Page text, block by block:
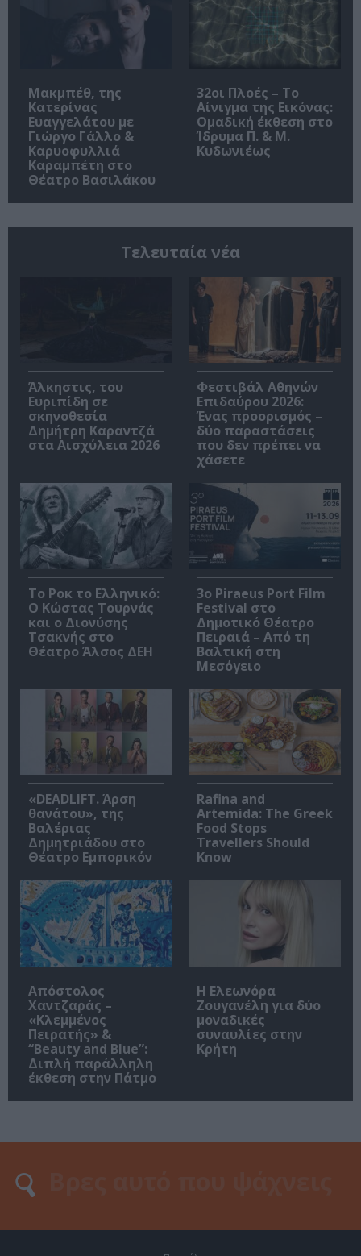
Μακμπέθ, της
Κατερίνας
Ευαγγελάτου με
Γιώργο Γάλλο &
Καρυοφυλλιά
Καραμπέτη στο
Θέατρο Βασιλάκου
32οι Πλοές – Το
Αίνιγμα της Εικόνας:
Ομαδική έκθεση στο
Ίδρυμα Π. & Μ.
Κυδωνιέως
Τελευταία νέα
Άλκηστις, του
Ευριπίδη σε
σκηνοθεσία
Δημήτρη Καραντζά
στα Αισχύλεια 2026
Φεστιβάλ Αθηνών
Επιδαύρου 2026:
Ένας προορισμός –
δύο παραστάσεις
που δεν πρέπει να
χάσετε
Το Ροκ το Ελληνικό:
Ο Κώστας Τουρνάς
και ο Διονύσης
Τσακνής στο
Θέατρο Άλσος ΔΕΗ
3o Piraeus Port Film
Festival στο
Δημοτικό Θέατρο
Πειραιά – Από τη
Βαλτική στη
Μεσόγειο
«DEADLIFT. Άρση
θανάτου», της
Βαλέριας
Δημητριάδου στο
Θέατρο Εμπορικόν
Rafina and
Artemida: The Greek
Food Stops
Travellers Should
Know
Απόστολος
Χαντζαράς –
«Κλεμμένος
Πειρατής» &
“Beauty and Blue”:
Διπλή παράλληλη
έκθεση στην Πάτμο
Η Ελεωνόρα
Ζουγανέλη για δύο
μοναδικές
συναυλίες στην
Κρήτη